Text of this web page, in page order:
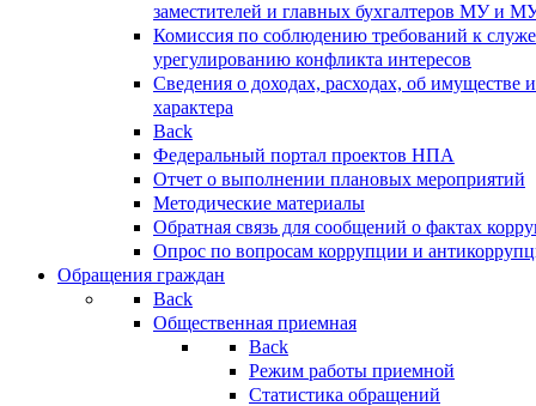
заместителей и главных бухгалтеров МУ и
Комиссия по соблюдению требований к
урегулированию конфликта интересов
Сведения о доходах, расходах, об имуществе
характера
Back
Федеральный портал проектов НПА
Отчет о выполнении плановых мероприятий
Методические материалы
Обратная связь для сообщений о фактах
Опрос по вопросам коррупции и
Обращения граждан
Back
Общественная приемная
Back
Режим работы приемной
Статистика обращений